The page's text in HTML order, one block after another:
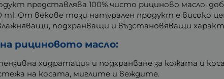
представлява 100% чисто рициново масло,
ml. От векове този натурален продукт е високо
подхранващи и възстановяващи
рициновото масло:
хидратация и подхранване за кожата и
на косата, миглите и веждите.